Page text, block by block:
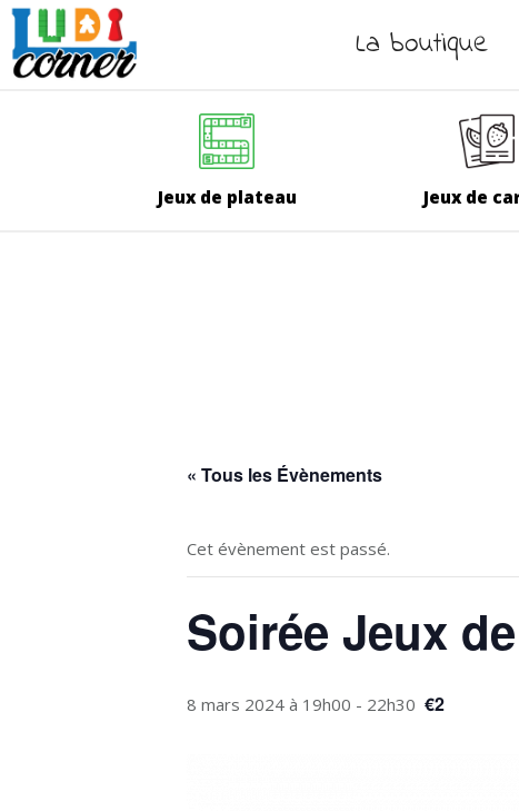
La boutique
Jeux de plateau Jeux de
« Tous les Évènements
Cet évènement est passé.
Soirée Jeux
8 mars 2024 à 19h00 - 22h30 €2